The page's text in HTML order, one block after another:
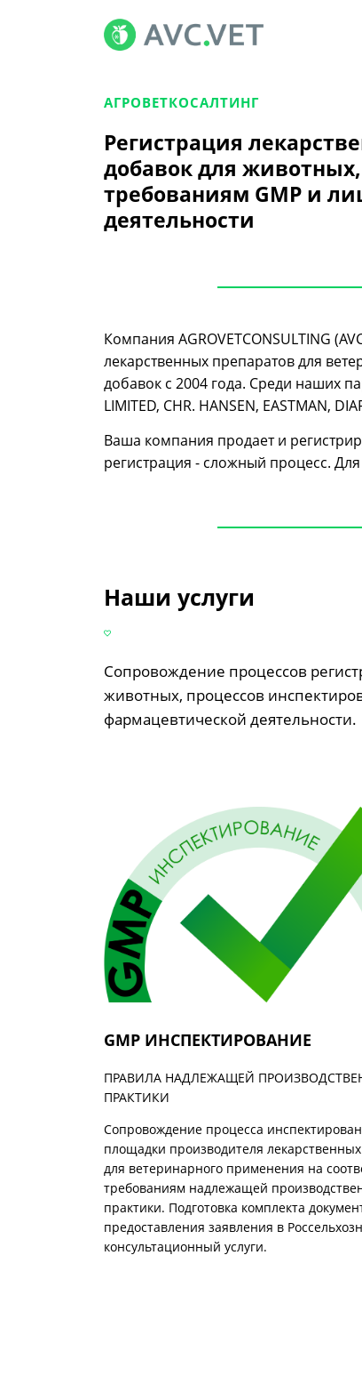
АГРОВЕТКОСАЛТИНГ
Регистрация
добавок для
требованиям GMP и
деятельности
Компания AGROVETCONSULTING
лекарственных препаратов для
добавок с 2004 года. Среди наших
LIMITED, CHR. HANSEN, EASTMAN,
Ваша компания продает и
регистрация - сложный процесс.
Наши услуги
Сопровождение процессов
животных, процессов
фармацевтической деятельности.
GMP ИНСПЕКТИРОВАНИЕ
ПРАВИЛА НАДЛЕЖАЩЕЙ
ПРАКТИКИ
Сопровождение процесса
площадки производителя
для ветеринарного применения на
требованиям надлежащей
практики. Подготовка комплекта
предоставления заявления в
консультационный услуги.